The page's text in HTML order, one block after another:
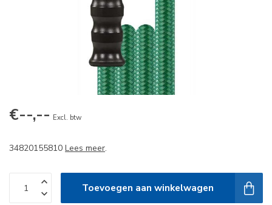
€--,-- Excl. btw
34820155810 Lees meer.
Toevoegen aan winkelwagen